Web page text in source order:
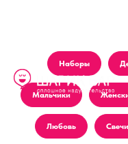
Наборы
Мальчики
Любовь Свечи